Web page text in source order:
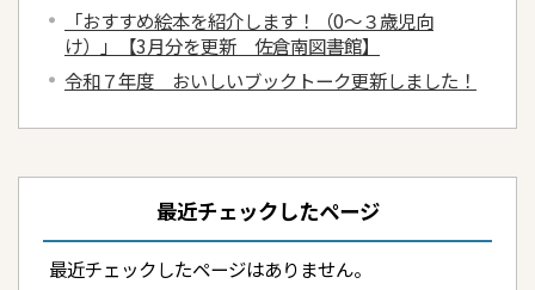
「おすすめ絵本を紹介します！（0～３歳児向
け）」【3月分を更新 佐倉南図書館】
令和７年度 おいしいブックトーク更新しました！
最近チェックしたページ
最近チェックしたページはありません。